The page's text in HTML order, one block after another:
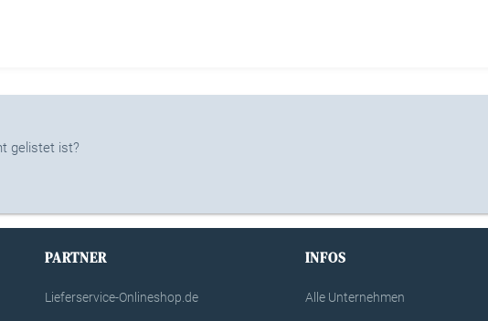
gelistet ist?
PARTNER
Lieferservice-Onlineshop.de
INFOS
Alle Unternehmen